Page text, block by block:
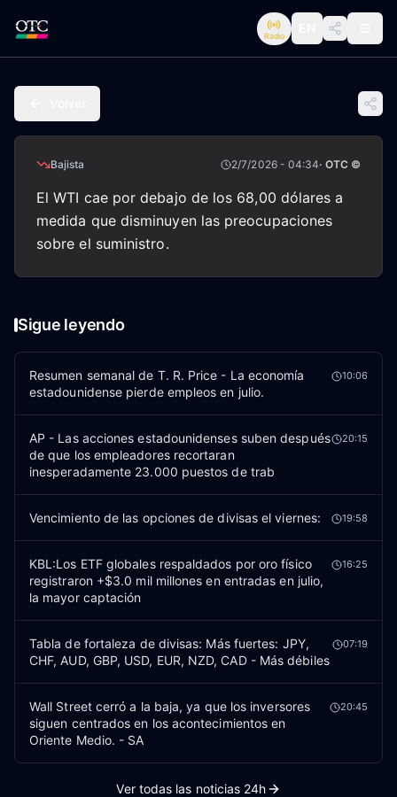
Radio
Bajista 2/7/2026 - 04:34· OTC ©
El WTI cae por debajo de los 68,00 dólares a
medida que disminuyen las preocupaciones
sobre el suministro.
Sigue leyendo
Resumen semanal de T. R. Price - La economía
estadounidense pierde empleos en julio.
10:06
AP - Las acciones estadounidenses suben después
de que los empleadores recortaran
inesperadamente 23.000 puestos de trab
20:15
Vencimiento de las opciones de divisas el viernes: 19:58
KBL:Los ETF globales respaldados por oro físico
registraron +$3.0 mil millones en entradas en julio,
la mayor captación
16:25
Tabla de fortaleza de divisas: Más fuertes: JPY,
CHF, AUD, GBP, USD, EUR, NZD, CAD - Más débiles
07:19
Wall Street cerró a la baja, ya que los inversores
siguen centrados en los acontecimientos en
Oriente Medio. - SA
20:45
Ver todas las noticias 24h